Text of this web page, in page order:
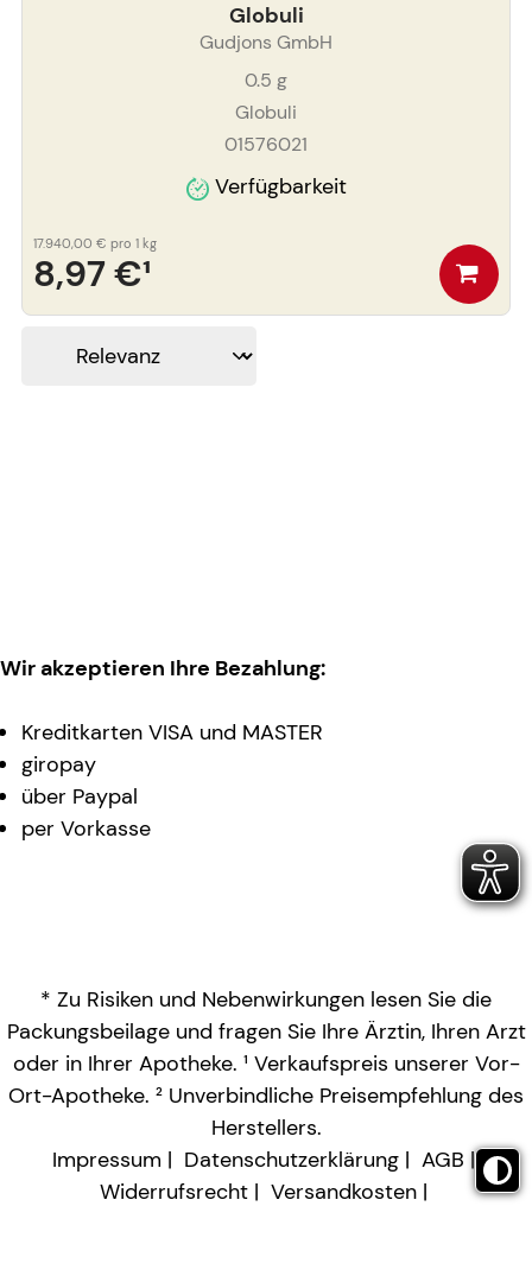
Globuli
Gudjons GmbH
0.5 g
Globuli
01576021
Verfügbarkeit
8,97 €¹
17.940,00 € pro 1 kg
Wir akzeptieren Ihre Bezahlung:
Kreditkarten VISA und MASTER
giropay
über Paypal
per Vorkasse
* Zu Risiken und Nebenwirkungen lesen Sie die
Packungsbeilage und fragen Sie Ihre Ärztin, Ihren Arzt
oder in Ihrer Apotheke. ¹ Verkaufspreis unserer Vor-
Ort-Apotheke. ² Unverbindliche Preisempfehlung des
Herstellers.
Impressum
Datenschutzerklärung
AGB
Widerrufsrecht
Versandkosten